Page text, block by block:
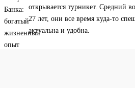
открывается турникет. Средний
27 лет, они все время куда-то
актуальна и удобна.